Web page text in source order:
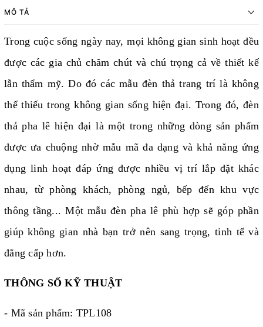
MÔ TẢ
Trong cuộc sống ngày nay, mọi không gian sinh hoạt đều
được các gia chủ chăm chút và chú trọng cả về thiết kế
lẫn thẩm mỹ. Do đó các mẫu đèn thả trang trí là không
thể thiếu trong không gian sống hiện đại. Trong đó, đèn
thả pha lê hiện đại là một trong những dòng sản phẩm
được ưa chuộng nhờ mẫu mã đa dạng và khả năng ứng
dụng linh hoạt đáp ứng được nhiều vị trí lắp đặt khác
nhau, từ phòng khách, phòng ngủ, bếp đến khu vực
thông tầng... Một mẫu đèn pha lê phù hợp sẽ góp phần
giúp không gian nhà bạn trở nên sang trọng, tinh tế và
đẳng cấp hơn.
THÔNG SỐ KỸ THUẬT
- Mã sản phẩm: TPL108